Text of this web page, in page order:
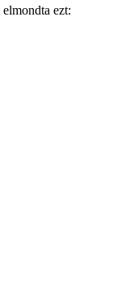
ezt: